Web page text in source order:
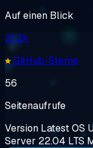
Auf einen Blick
21.2k
GitHub-Sterne
56
Seitenaufrufe
Version LatestOS
Server 22.04 LTS